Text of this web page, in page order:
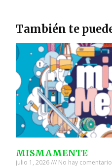
También te
MISMAMENTE
julio 1, 2026 No hay